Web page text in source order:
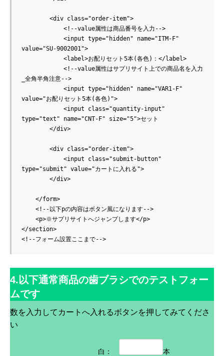
value="SU-9002001">
_全角半角注意-->
value="お配りセット5本(各色)">
type="text" name="CNT-F" size="5">セット
type="submit" value="カートに入れる">
</section>
<!--フォーム設置ここまで-->
4.以下通常商品の歯ブラシでのテストフォー
ムです
数を入力してカートへ入れるボタンを押してみてくださ
い
白： 本